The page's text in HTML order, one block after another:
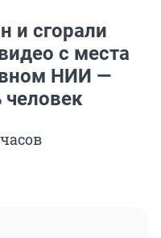
и сгорали
с места
НИИ —
человек